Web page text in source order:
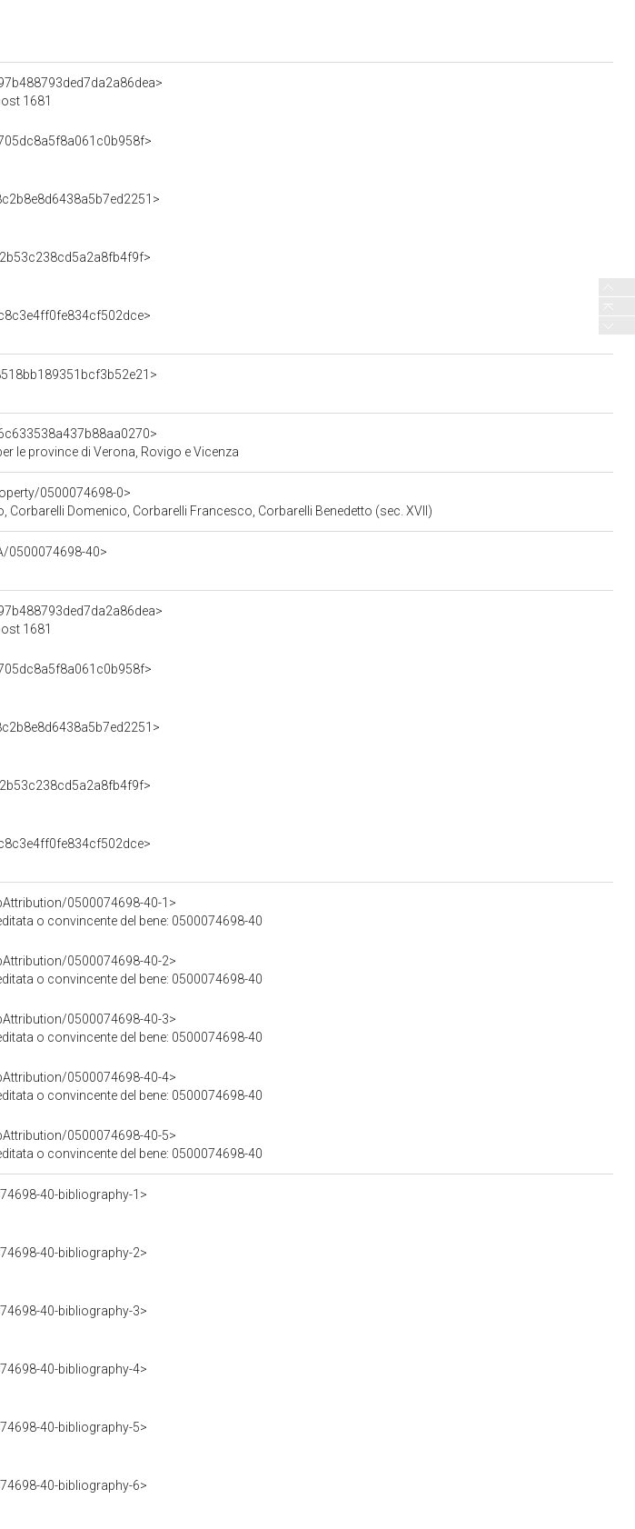
1681
le province di Verona, Rovigo e Vicenza
0500074698-0>
Corbarelli Domenico, Corbarelli Francesco, Corbarelli Benedetto (sec. XVII)
0500074698-40>
1681
0500074698-40-1>
o convincente del bene: 0500074698-40
0500074698-40-2>
o convincente del bene: 0500074698-40
0500074698-40-3>
o convincente del bene: 0500074698-40
0500074698-40-4>
o convincente del bene: 0500074698-40
0500074698-40-5>
o convincente del bene: 0500074698-40
40-bibliography-1>
40-bibliography-2>
40-bibliography-3>
40-bibliography-4>
40-bibliography-5>
40-bibliography-6>